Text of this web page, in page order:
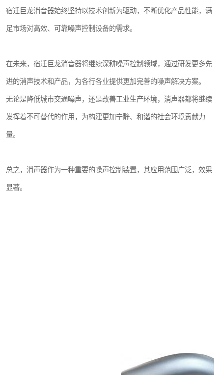
宿迁巨龙消音器始终坚持以技术创新为驱动，不断优化产品性能，满
足市场对高效、可靠噪声控制设备的需求。
在未来，宿迁巨龙消音器将继续深耕噪声控制领域，通过研发更多先
进的消声技术和产品，为各行各业提供更加完善的噪声解决方案。
无论是降低城市交通噪声，还是改善工业生产环境，消声器都将继续
发挥着不可替代的作用，为构建更加宁静、和谐的社会环境贡献力
量。
总之，消声器作为一种重要的噪声控制装置，其应用范围广泛，效果
显著。